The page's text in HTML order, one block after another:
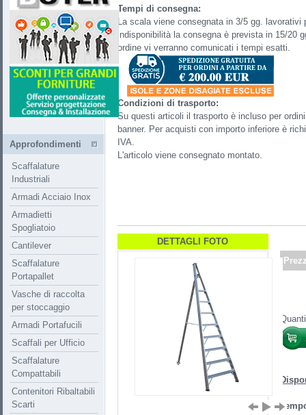
Tempi di consegna:
La scala viene consegnata in 3/5 gg.
indisponibilità la consegna è prevista in 15/20
ordine vi verranno comunicati i tempi esatti.
Condizioni di trasporto:
Su questi articoli il trasporto è incluso per
banner. Per acquisti con importo inferiore è
IVA.
L'articolo viene consegnato montato.
DETTAGLI FOTO
Approfondimenti
Scaffalature
Industriali
Armadi Acciaio Inox
Armadietti
Spogliatoio
Cantilever
Scaffalature
Portapallet
Vasche di raccolta
per stoccaggio
Armadi Portafucili
Scaffali per Ufficio
Scaffalature
Compattabili
Contenitori Ribaltabili
Scarti